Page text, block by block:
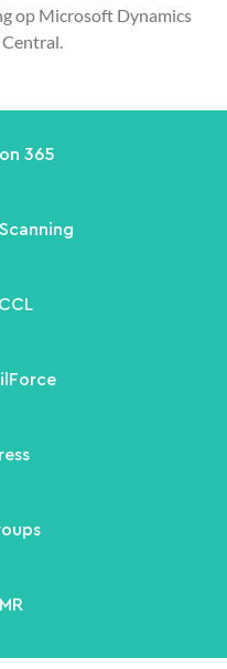
op Microsoft Dynamics
365